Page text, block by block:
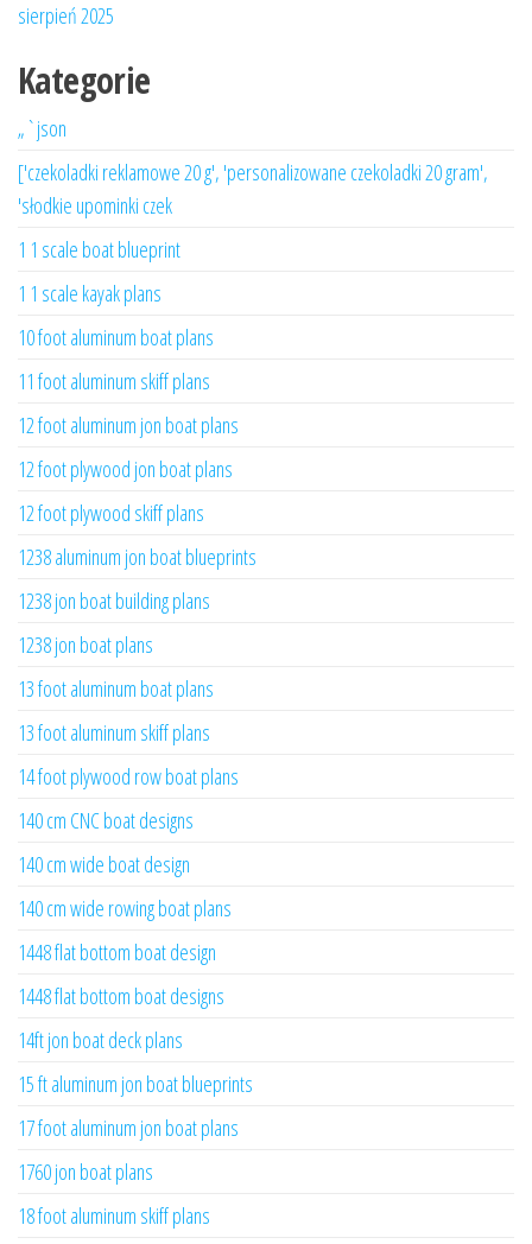
sierpień 2025
Kategorie
„`json
['czekoladki reklamowe 20 g', 'personalizowane czekoladki 20 gram',
'słodkie upominki czek
1 1 scale boat blueprint
1 1 scale kayak plans
10 foot aluminum boat plans
11 foot aluminum skiff plans
12 foot aluminum jon boat plans
12 foot plywood jon boat plans
12 foot plywood skiff plans
1238 aluminum jon boat blueprints
1238 jon boat building plans
1238 jon boat plans
13 foot aluminum boat plans
13 foot aluminum skiff plans
14 foot plywood row boat plans
140 cm CNC boat designs
140 cm wide boat design
140 cm wide rowing boat plans
1448 flat bottom boat design
1448 flat bottom boat designs
14ft jon boat deck plans
15 ft aluminum jon boat blueprints
17 foot aluminum jon boat plans
1760 jon boat plans
18 foot aluminum skiff plans